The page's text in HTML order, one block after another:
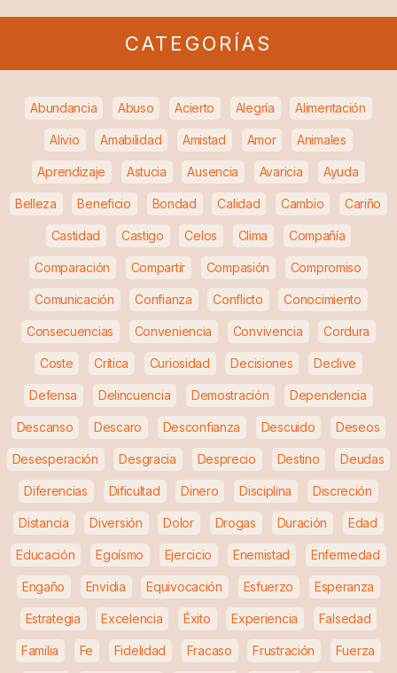
CATEGORÍAS
Abundancia Abuso Acierto Alegría Alimentación
Alivio Amabilidad Amistad Amor Animales
Aprendizaje Astucia Ausencia Avaricia Ayuda
Belleza Beneficio Bondad Calidad Cambio Cariño
Castidad Castigo Celos Clima Compañía
Comparación Compartir Compasión Compromiso
Comunicación Confianza Conflicto Conocimiento
Consecuencias Conveniencia Convivencia Cordura
Coste Crítica Curiosidad Decisiones Declive
Defensa Delincuencia Demostración Dependencia
Descanso Descaro Desconfianza Descuido Deseos
Desesperación Desgracia Desprecio Destino Deudas
Diferencias Dificultad Dinero Disciplina Discreción
Distancia Diversión Dolor Drogas Duración Edad
Educación Egoísmo Ejercicio Enemistad Enfermedad
Engaño Envidia Equivocación Esfuerzo Esperanza
Estrategia Excelencia Éxito Experiencia Falsedad
Familia Fe Fidelidad Fracaso Frustración Fuerza